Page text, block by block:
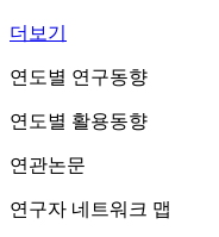
더보기
연도별 연구동향
연도별 활용동향
연관논문
연구자 네트워크 맵